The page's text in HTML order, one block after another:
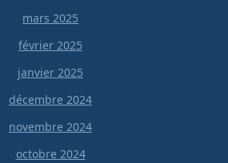
mars 2025
février 2025
janvier 2025
décembre 2024
novembre 2024
octobre 2024